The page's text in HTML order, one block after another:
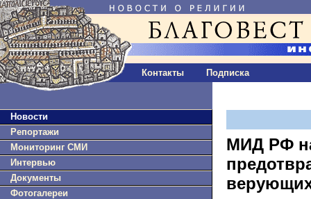
Контакты Подписка
Новости
Репортажи
Мониторинг СМИ
Интервью
Документы
Фотогалереи
МИД РФ